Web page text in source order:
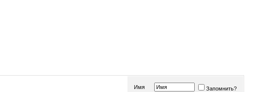
Имя
Запомнить?